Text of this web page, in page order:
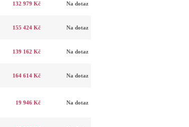
132 979 Kč Na dotaz
155 424 Kč Na dotaz
139 162 Kč Na dotaz
164 614 Kč Na dotaz
19 946 Kč Na dotaz